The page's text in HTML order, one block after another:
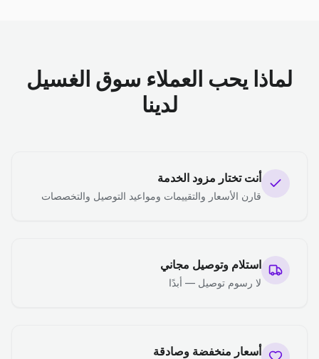
لماذا يحب العملاء سوق الغسيل
لدينا
أنت تختار مزود الخدمة
قارن الأسعار والتقييمات ومواعيد التوصيل والتخصصات
استلام وتوصيل مجاني
لا رسوم توصيل — أبدًا
أسعار منخفضة وصادقة